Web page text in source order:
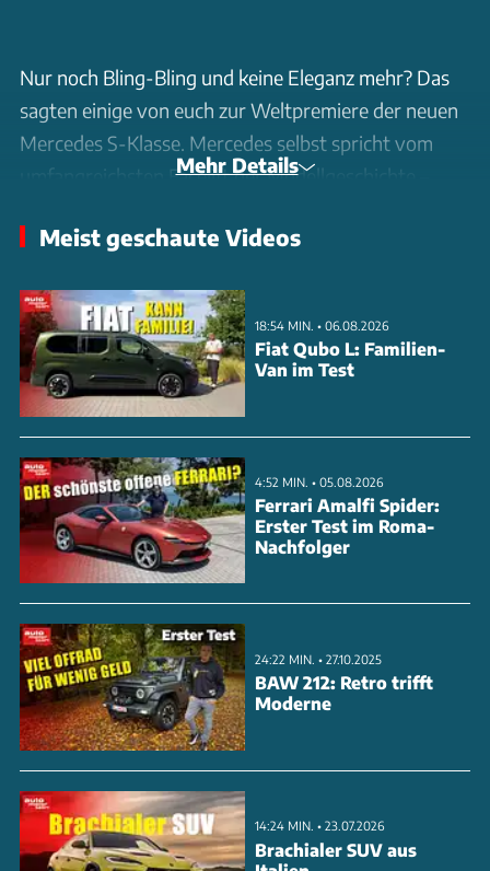
Nur noch Bling-Bling und keine Eleganz mehr? Das
sagten einige von euch zur Weltpremiere der neuen
Mercedes S-Klasse. Mercedes selbst spricht vom
umfangreichsten Facelift der Modellgeschichte –
sich der Aufwand wirklich gelohnt oder ist das alles
In diesem Video schauen wir uns die komplette
Antriebspalette an: vom neuen V8-Biturbo im S580
4MATIC mit 537 PS und Flatplane-Kurbelwelle über
die überarbeiteten Sechszylinder-Benziner und
Diesel bis hin zu den Plug-in-Hybrid-Varianten mit
rund 100 Kilometern elektrischer Reichweite. Alle
Motoren setzen auf Elektrifizierung mit 48V-
Mildhybrid-System und sind Euro-7-tauglich.
Mehr Details
Meist geschaute Videos
18:54 MIN. • 06.08.2026
Fiat Qubo L: Familien-
Van im Test
4:52 MIN. • 05.08.2026
Ferrari Amalfi Spider:
Erster Test im Roma-
Nachfolger
24:22 MIN. • 27.10.2025
BAW 212: Retro trifft
Moderne
14:24 MIN. • 23.07.2026
Brachialer SUV aus